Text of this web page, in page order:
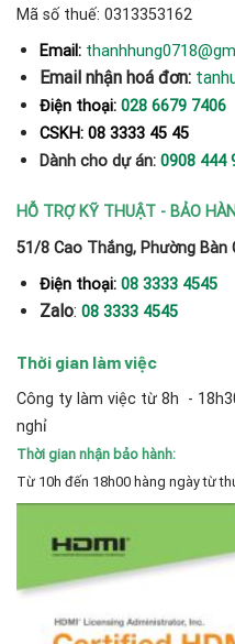
Mã số thuế: 0313353162
Email:
Email nhận hoá đơn:
Điện thoại: 028 6679 7406
CSKH: 08 3333 45 45
Dành cho dự án: 0908 444
HỖ TRỢ KỸ THUẬT - BẢO
51/8 Cao Thắng, Phường Bàn
Điện thoại: 08 3333 4545
Zalo: 08 3333 4545
Thời gian làm việc
Công ty làm việc từ 8h -
nghỉ
Thời gian nhận bảo hành:
Từ 10h đến 18h00 hàng ngày từ